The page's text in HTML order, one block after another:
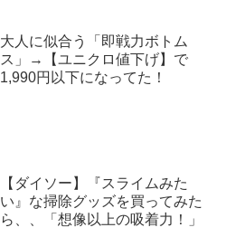
大人に似合う「即戦力ボトム
ス」→【ユニクロ値下げ】で
1,990円以下になってた！
【ダイソー】『スライムみた
い』な掃除グッズを買ってみた
ら、、「想像以上の吸着力！」